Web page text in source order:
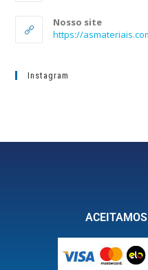
Nosso site
https://
Instagram